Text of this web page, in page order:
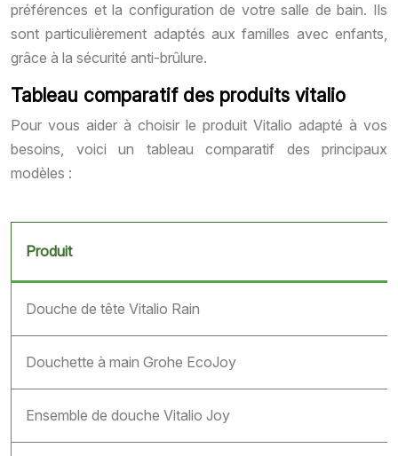
préférences et la configuration de votre salle de bain. Ils
sont particulièrement adaptés aux familles avec enfants,
grâce à la sécurité anti-brûlure.
Tableau comparatif des produits vitalio
Pour vous aider à choisir le produit Vitalio adapté à vos
besoins, voici un tableau comparatif des principaux
modèles :
Produit
Douche de tête Vitalio Rain
Douchette à main Grohe EcoJoy
Ensemble de douche Vitalio Joy